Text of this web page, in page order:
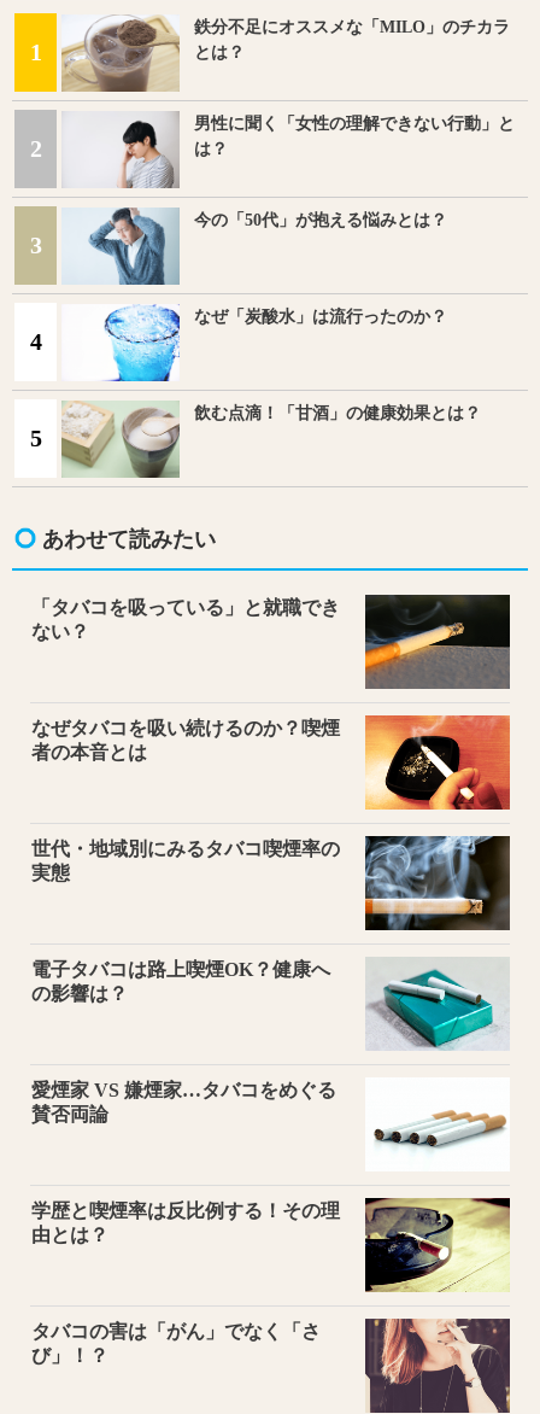
1
鉄分不足にオススメな「MILO」のチカラ
とは？
2
男性に聞く「女性の理解できない行動」と
は？
3
今の「50代」が抱える悩みとは？
4
なぜ「炭酸水」は流行ったのか？
5
飲む点滴！「甘酒」の健康効果とは？
あわせて読みたい
「タバコを吸っている」と就職でき
ない？
なぜタバコを吸い続けるのか？喫煙
者の本音とは
世代・地域別にみるタバコ喫煙率の
実態
電子タバコは路上喫煙OK？健康へ
の影響は？
愛煙家 VS 嫌煙家…タバコをめぐる
賛否両論
学歴と喫煙率は反比例する！その理
由とは？
タバコの害は「がん」でなく「さ
び」！？